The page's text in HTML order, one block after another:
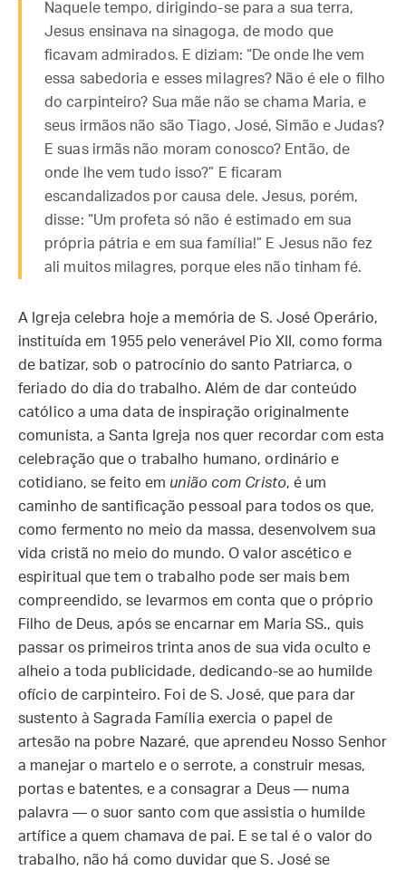
Naquele tempo, dirigindo-se para a sua terra,
Jesus ensinava na sinagoga, de modo que
ficavam admirados. E diziam: “De onde lhe vem
essa sabedoria e esses milagres? Não é ele o filho
do carpinteiro? Sua mãe não se chama Maria, e
seus irmãos não são Tiago, José, Simão e Judas?
E suas irmãs não moram conosco? Então, de
onde lhe vem tudo isso?” E ficaram
escandalizados por causa dele. Jesus, porém,
disse: “Um profeta só não é estimado em sua
própria pátria e em sua família!” E Jesus não fez
ali muitos milagres, porque eles não tinham fé.
A Igreja celebra hoje a memória de S. José Operário,
instituída em 1955 pelo venerável Pio XII, como forma
de batizar, sob o patrocínio do santo Patriarca, o
feriado do dia do trabalho. Além de dar conteúdo
católico a uma data de inspiração originalmente
comunista, a Santa Igreja nos quer recordar com esta
celebração que o trabalho humano, ordinário e
cotidiano, se feito em união com Cristo, é um
caminho de santificação pessoal para todos os que,
como fermento no meio da massa, desenvolvem sua
vida cristã no meio do mundo. O valor ascético e
espiritual que tem o trabalho pode ser mais bem
compreendido, se levarmos em conta que o próprio
Filho de Deus, após se encarnar em Maria SS., quis
passar os primeiros trinta anos de sua vida oculto e
alheio a toda publicidade, dedicando-se ao humilde
ofício de carpinteiro. Foi de S. José, que para dar
sustento à Sagrada Família exercia o papel de
artesão na pobre Nazaré, que aprendeu Nosso Senhor
a manejar o martelo e o serrote, a construir mesas,
portas e batentes, e a consagrar a Deus — numa
palavra — o suor santo com que assistia o humilde
artífice a quem chamava de pai. E se tal é o valor do
trabalho, não há como duvidar que S. José se